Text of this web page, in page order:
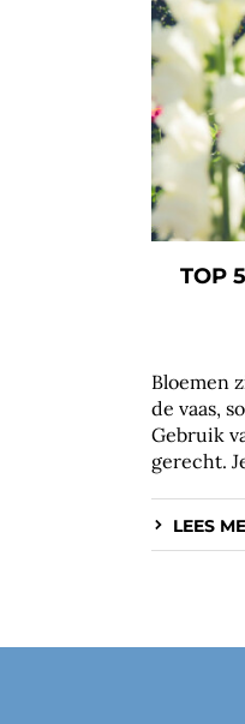
TOP
Bloemen
de vaas,
Gebruik
gerecht.
LEES